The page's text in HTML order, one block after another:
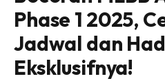
Phase 1 2025,
Jadwal dan
Eksklusifnya!